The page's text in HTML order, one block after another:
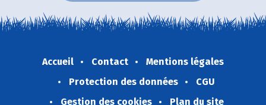
Accueil Contact
Mentions légales
Protection des données
CGU
Gestion des cookies
Plan du site